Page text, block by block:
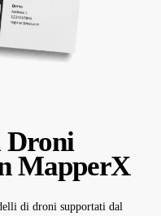
Droni
MapperX
di droni supportati dal